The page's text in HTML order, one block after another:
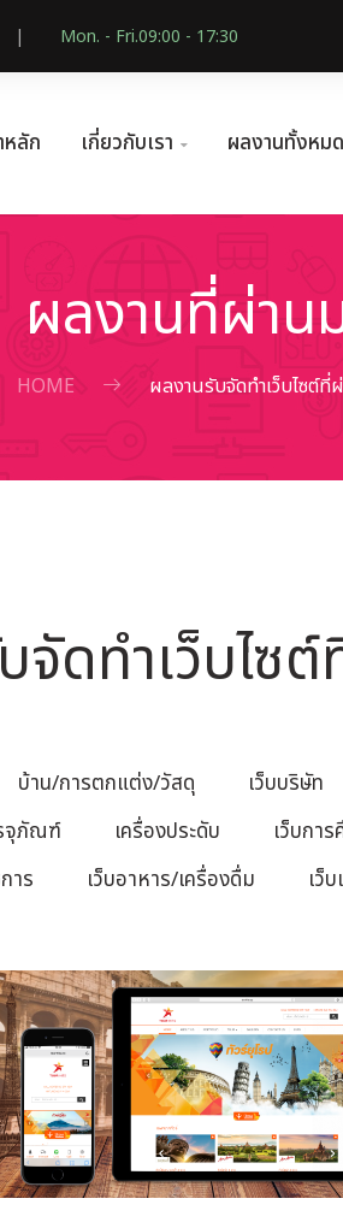
Mon. - Fri.09:00 - 17:30
หลัก เกี่ยวกับเรา  ผลงานทั้งหมด
ผลงานที่ผ่าน
HOME ผลงานรับจัดทำเว็บไซต์ที่
จัดทำเว็บไซ
บ้าน/การตกแต่ง/วัสดุ เว็บบริษัท
จุภัณฑ์ เครื่องประดับ เว็บกา
าร เว็บอาหาร/เครื่องดื่ม เว็